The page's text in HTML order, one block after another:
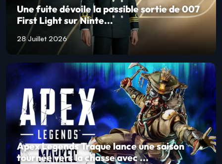
Une fuite dévoile la possible sortie de 007
First Light sur Ninte...
28 Juillet 2026
Apex Legends Traque lance une saison
tournée vers la chasse avec ...